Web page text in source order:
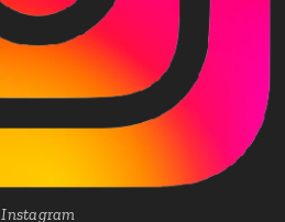
Instagram